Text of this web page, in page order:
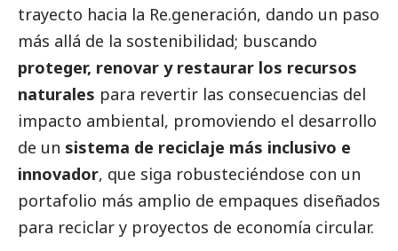
trayecto hacia la Re.generación, dando un paso
más allá de la sostenibilidad; buscando
proteger, renovar y restaurar los recursos
naturales para revertir las consecuencias del
impacto ambiental, promoviendo el desarrollo
de un sistema de reciclaje más inclusivo e
innovador, que siga robusteciéndose con un
portafolio más amplio de empaques diseñados
para reciclar y proyectos de economía circular.